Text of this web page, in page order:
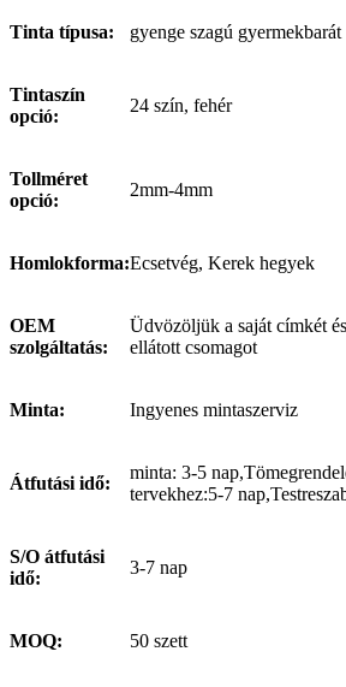
Tinta típusa: gyenge szagú gyermekbarát
Tintaszín
opció:
24 szín, fehér
Tollméret
opció:
2mm-4mm
Homlokforma:Ecsetvég, Kerek hegyek
OEM
szolgáltatás:
Üdvözöljük a saját címkét
ellátott csomagot
Minta: Ingyenes mintaszerviz
Átfutási idő:
minta: 3-5
tervekhez:5-7
S/O átfutási
idő:
3-7 nap
MOQ: 50 szett